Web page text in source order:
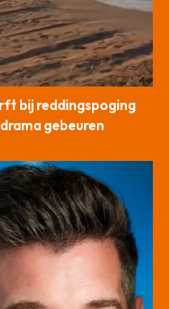
bij reddingspoging
gebeuren